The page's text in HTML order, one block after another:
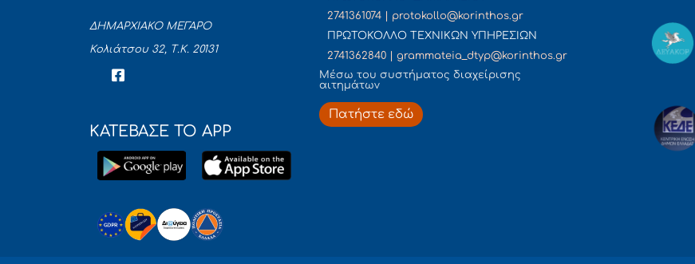
ΔΗΜΑΡΧΙΑΚΟ ΜΕΓΑΡΟ
Κολιάτσου 32, Τ.Κ. 20131
ΚΑΤΕΒΑΣΕ ΤΟ APP
2741361074 | protokollo@korinthos.gr
ΠΡΩΤΟΚΟΛΛΟ ΤΕΧΝΙΚΩΝ ΥΠΗΡΕΣΙΩΝ
2741362840 | grammateia_dtyp@korinthos.gr
Mέσω του συστήματος διαχείρισης
αιτημάτων
Πατήστε εδώ